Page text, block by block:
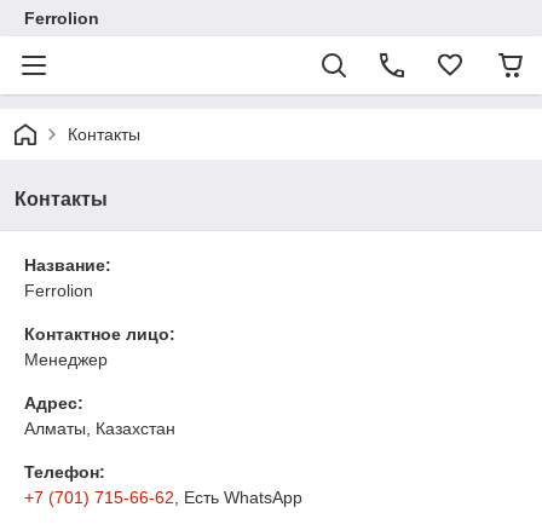
Ferrolion
Контакты
Контакты
Название:
Ferrolion
Контактное лицо:
Менеджер
Адрес:
Алматы, Казахстан
Телефон:
+7 (701) 715-66-62 , Есть WhatsApp